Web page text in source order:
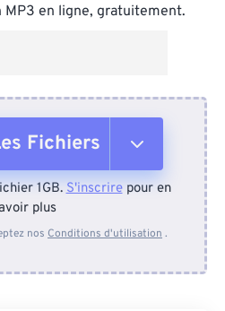
MP3 en ligne, gratuitement.
Fichiers
l'appareil
1GB.S'inscrirepour en
plus
nos Conditions d'utilisation .